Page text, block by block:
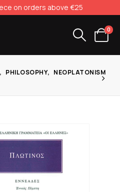
on orders above €25
0
, PHILOSOPHY, NEOPLATONISM